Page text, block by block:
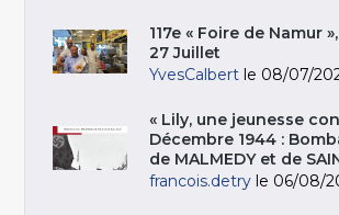
117e « Foire de Namur
27 Juillet
YvesCalbert le 08/07/
« Lily, une jeunesse
Décembre 1944 :
de MALMEDY et de
francois.detry le 06/08/